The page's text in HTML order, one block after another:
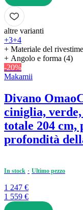
AGGIUNGI
altre varianti
+3+4
+ Materiale del
+ Angolo e forma (4)
-20%
Makamii
Divano Omao
ciniglia,
totale 204 cm,
profondità
In stock Ultimo pezzo
1 247 €
1 559 €